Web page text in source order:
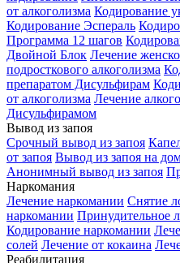
от алкоголизма Кодирование
Кодирование Эспераль
Программа 12 шагов
Двойной Блок Лечение
подросткового алкоголизма
препаратом Дисульфирам
от алкоголизма Лечение
Дисульфирамом
Вывод из запоя
Срочный вывод из запоя
от запоя Вывод из запоя на
Анонимный вывод из запоя
Наркомания
Лечение наркомании Снятие
наркомании Принудительное
Кодирование наркомании
солей Лечение от кокаина
Реабилитация